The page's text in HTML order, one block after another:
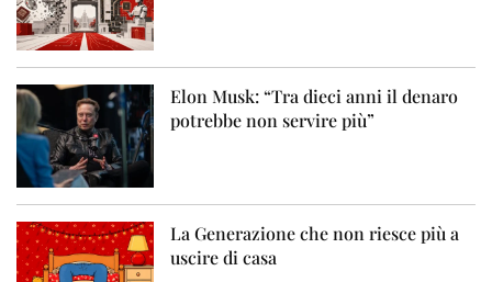
Elon Musk: “Tra dieci anni il denaro
potrebbe non servire più”
La Generazione che non riesce più a
uscire di casa